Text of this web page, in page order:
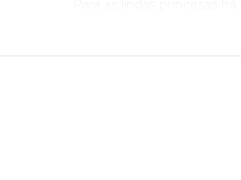
Para as lindas princesas
borboleta e pintinhos), e